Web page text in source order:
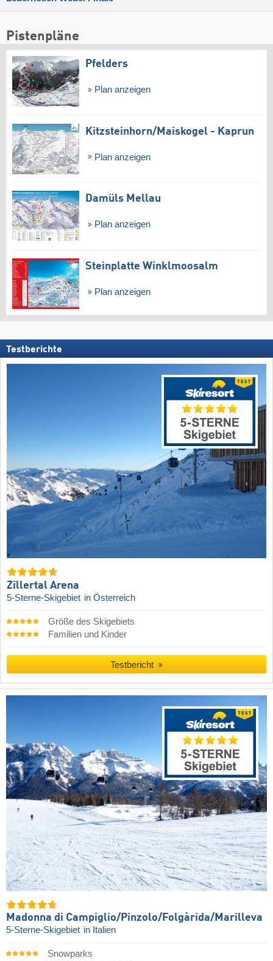
Pistenpläne
Pfelders
Plan anzeigen
Kitzsteinhorn/​Maiskogel - Kaprun
Plan anzeigen
Damüls Mellau
Plan anzeigen
Steinplatte Winklmoosalm
Plan anzeigen
Testberichte
Zillertal Arena
5-Sterne-Skigebiet in Österreich
Größe des Skigebiets
Familien und Kinder
Testbericht
Madonna di Campiglio/​Pinzolo/​Folgàrida/​Marilleva
5-Sterne-Skigebiet in Italien
Snowparks